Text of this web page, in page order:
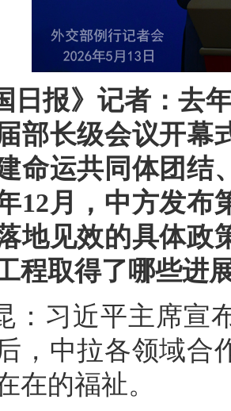
日报》记者：去
部长级会议开幕
命运共同体团结
12月，中方发布
地见效的具体政
程取得了哪些进
：习近平主席宣
，中拉各领域合
在的福祉。